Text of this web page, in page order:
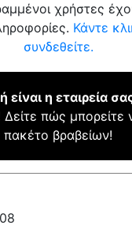
χρήστες
Κάντε
συνδεθείτε.
είναι η εταιρεία
Δείτε πώς μπορείτε
πακέτο βραβείων!